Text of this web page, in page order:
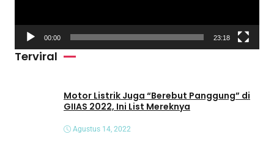
d
00:00 23:18
Terviral
Motor Listrik Juga “Berebut Panggung” di
GIIAS 2022, Ini List Mereknya
Agustus 14, 2022